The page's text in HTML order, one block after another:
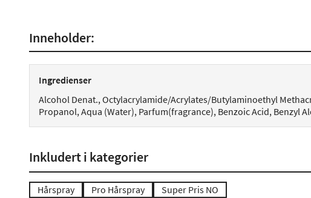
Inneholder:
Ingredienser
Alcohol Denat., Octylacrylamide/Acrylates/Butylaminoethyl
Propanol, Aqua (Water), Parfum(fragrance), Benzoic Acid, Benzyl
Inkludert i kategorier
Hårspray Pro Hårspray Super Pris NO